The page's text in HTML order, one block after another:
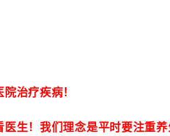
治疗疾病！
生！我们理念是平时要注重